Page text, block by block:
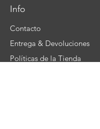
Info
Contacto
Entrega & Devoluciones
Políticas de la Tienda